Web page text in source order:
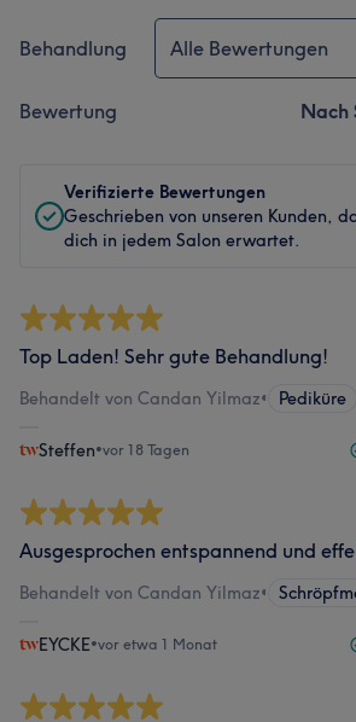
Behandlung Alle Bewertungen
Bewertung Nach
Verifizierte Bewertungen
Geschrieben von unseren Kunden,
dich in jedem Salon erwartet.
Top Laden! Sehr gute Behandlung!
Behandelt von Candan Yilmaz• Pediküre
Steffen•vor 18 Tagen
Ausgesprochen entspannend und
Behandelt von Candan Yilmaz•
EYCKE•vor etwa 1 Monat